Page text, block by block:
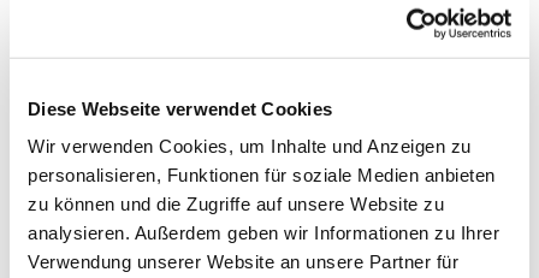
Diese Webseite verwendet Cookies
Wir verwenden Cookies, um Inhalte und Anzeigen zu
personalisieren, Funktionen für soziale Medien anbieten
zu können und die Zugriffe auf unsere Website zu
analysieren. Außerdem geben wir Informationen zu Ihrer
Verwendung unserer Website an unsere Partner für